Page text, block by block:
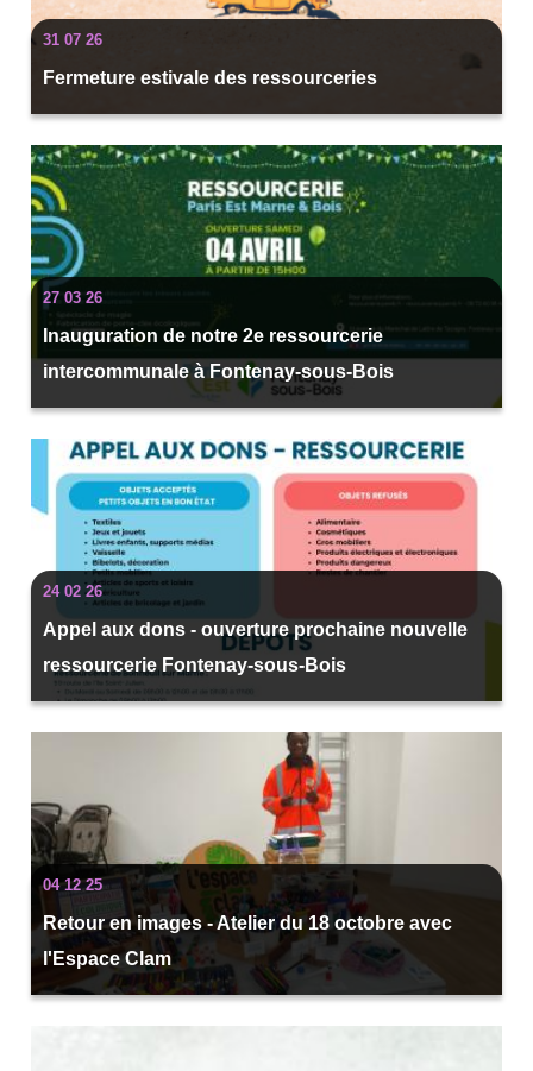
31 07 26
Fermeture estivale des ressourceries
27 03 26
Inauguration de notre 2e ressourcerie
intercommunale à Fontenay-sous-Bois
24 02 26
Appel aux dons - ouverture prochaine nouvelle
ressourcerie Fontenay-sous-Bois
04 12 25
Retour en images - Atelier du 18 octobre avec
l'Espace Clam